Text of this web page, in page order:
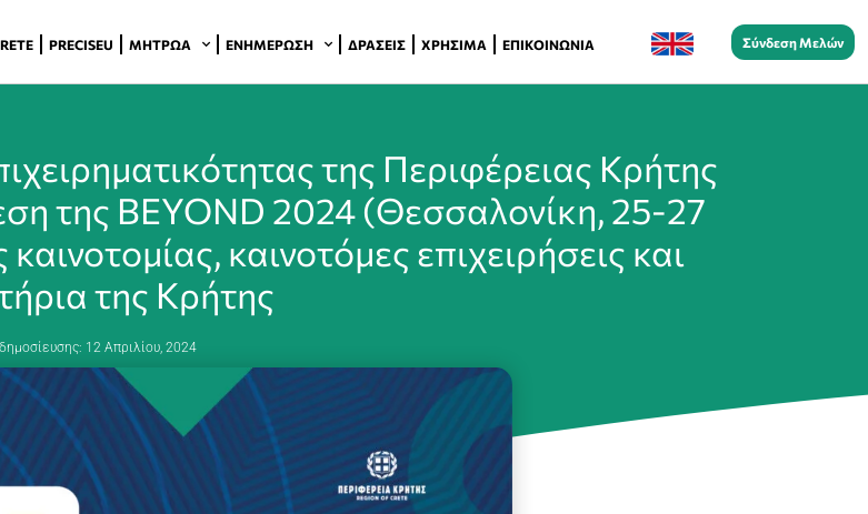
PRECISEU ΜΗΤΡΏΑ ΕΝΗΜΈΡΩΣΗ ΔΡΆΣΕΙΣ ΧΡΉΣΙΜΑ ΕΠΙΚΟΙΝΩΝΊΑ Σύνδεση Μελών
της Περιφέρειας Κρήτης
της BEYOND 2024 (Θεσσαλονίκη, 25-27
καινοτόμες επιχειρήσεις και
της Κρήτης
12 Απριλίου, 2024